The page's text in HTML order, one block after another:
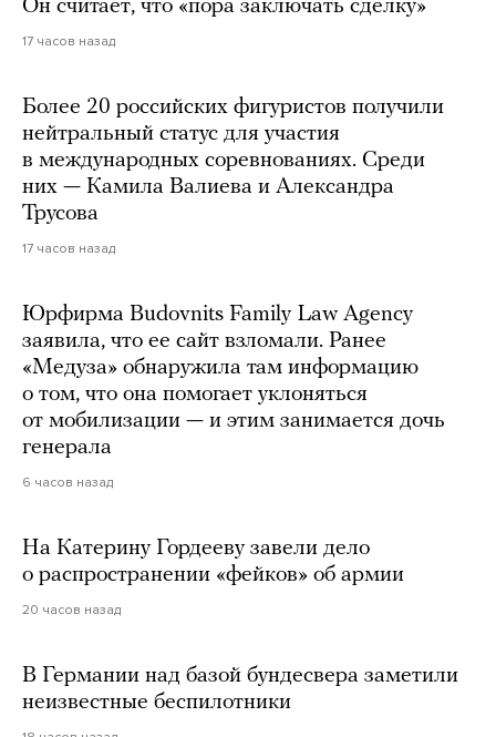
Он считает, что «пора заключать сделку»
17 часов назад
Более 20 российских фигуристов получили
нейтральный статус для участия
в международных соревнованиях. Среди
них — Камила Валиева и Александра
Трусова
17 часов назад
Юрфирма Budovnits Family Law Agency
заявила, что ее сайт взломали. Ранее
«Медуза» обнаружила там информацию
о том, что она помогает уклоняться
от мобилизации — и этим занимается дочь
генерала
6 часов назад
На Катерину Гордееву завели дело
о распространении «фейков» об армии
20 часов назад
В Германии над базой бундесвера заметили
неизвестные беспилотники